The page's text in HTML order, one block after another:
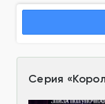
Серия «